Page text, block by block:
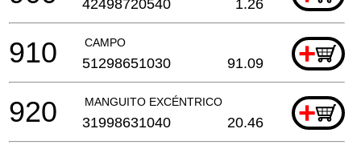
42498720540 1.26
CAMPO +
910 51298651030 91.09
MANGUITO EXCÉNTRICO +
920 31998631040 20.46